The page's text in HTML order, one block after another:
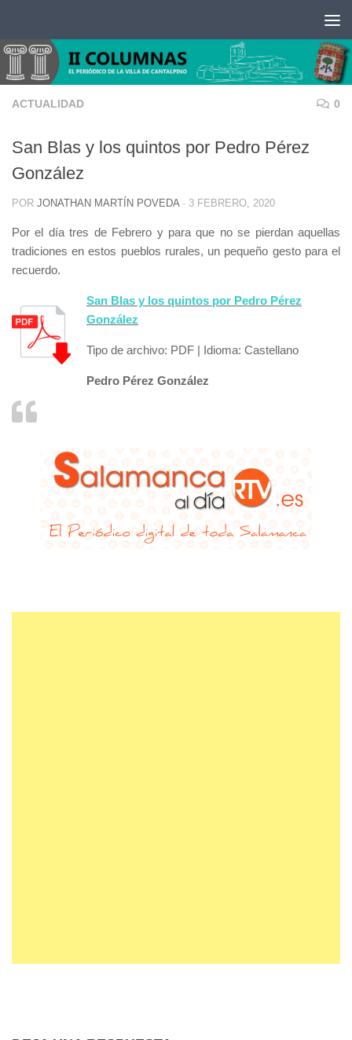
ACTUALIDAD 0
San Blas y los quintos por Pedro Pérez
González
POR JONATHAN MARTÍN POVEDA · 3 FEBRERO, 2020
Por el día tres de Febrero y para que no se pierdan aquellas
tradiciones en estos pueblos rurales, un pequeño gesto para el
recuerdo.
San Blas y los quintos por Pedro Pérez
González
Tipo de archivo: PDF | Idioma: Castellano
Pedro Pérez González